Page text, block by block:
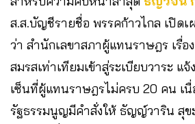
ส.ส.บัญชีรายชื่อ พรรคก้าวไกล เปิด
ว่า สำนักเลขาสภาผู้แทนราษฎร เรื่อ
สมรสเท่าเทียมเข้าสู่ระเบียบวาระ แ
เซ็นที่ผู้แทนราษฎรไม่ครบ 20 คน เนื่
รัฐธรรมนูญมีคำสั่งให้ ธัญญ์วาริน สุข